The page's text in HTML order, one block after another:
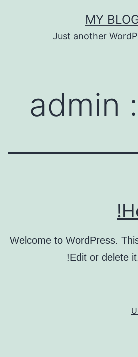
MY
Just another
admin
Welcome to WordPress.
Edit or delete